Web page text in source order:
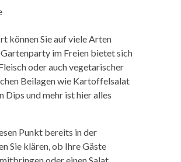
können Sie auf viele Arten
im Freien bietet sich
oder auch vegetarischer
Beilagen wie Kartoffelsalat
Dips und mehr ist hier alles
Punkt bereits in der
Sie klären, ob Ihre Gäste